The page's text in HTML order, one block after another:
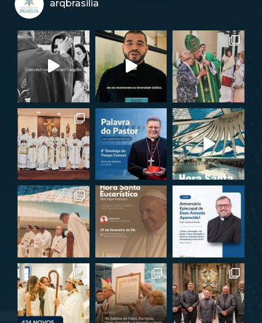
arqbrasilia